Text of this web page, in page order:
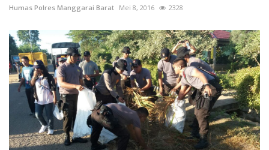
Humas Polres Manggarai Barat Mei 8, 2016 2328